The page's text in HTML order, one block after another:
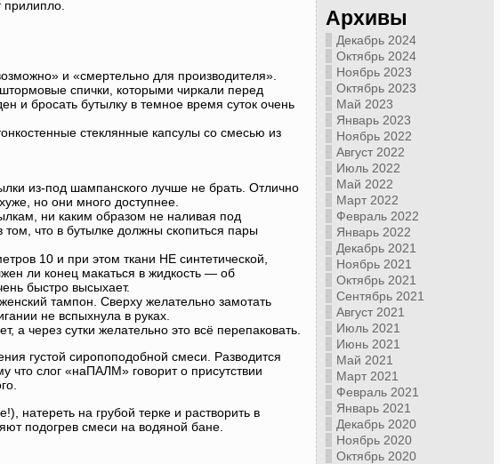
прилипло.
и «смертельно для производителя».
спички, которыми чиркали перед
и бросать бутылку в темное время суток очень
стеклянные капсулы со смесью из
из-под шампанского лучше не брать. Отлично
но они много доступнее.
ни каким образом не наливая под
что в бутылке должны скопиться пары
10 и при этом ткани НЕ синтетической,
ли конец макаться в жидкость — об
быстро высыхает.
тампон. Сверху желательно замотать
не вспыхнула в руках.
а через сутки желательно это всё перепаковать.
густой сиропоподобной смеси. Разводится
слог «наПАЛМ» говорит о присутствии
натереть на грубой терке и растворить в
подогрев смеси на водяной бане.
Архивы
Декабрь 2024
Октябрь 2024
Ноябрь 2023
Октябрь 2023
Май 2023
Январь 2023
Ноябрь 2022
Август 2022
Июль 2022
Май 2022
Март 2022
Февраль 2022
Январь 2022
Декабрь 2021
Ноябрь 2021
Октябрь 2021
Сентябрь 2021
Август 2021
Июль 2021
Июнь 2021
Май 2021
Март 2021
Февраль 2021
Январь 2021
Декабрь 2020
Ноябрь 2020
Октябрь 2020